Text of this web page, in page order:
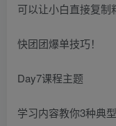
可以让小白直接复制
快团团爆单技巧！
Day7课程主题
学习内容教你3种典